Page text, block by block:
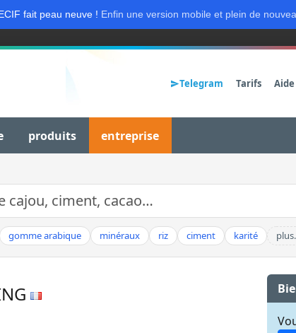
fait peau neuve ! Enfin une version mobile et plein de
Telegram Tarifs Aide
produits entreprise
gomme arabique minéraux riz ciment karité